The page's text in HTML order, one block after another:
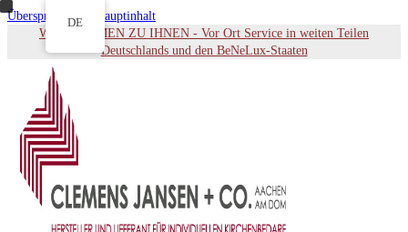
Überspringen zu Hauptinhalt
WIR KOMMEN ZU IHNEN - Vor Ort Service in weiten Teilen
Deutschlands und den BeNeLux-Staaten
DE